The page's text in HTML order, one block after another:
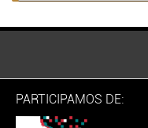
PARTICIPAMOS DE: